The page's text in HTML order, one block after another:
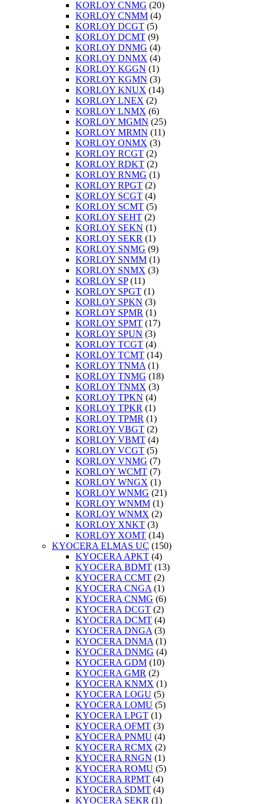
KORLOY CNMG (20)
KORLOY CNMM (4)
KORLOY DCGT (5)
KORLOY DCMT (9)
KORLOY DNMG (4)
KORLOY DNMX (4)
KORLOY KGGN (1)
KORLOY KGMN (3)
KORLOY KNUX (14)
KORLOY LNEX (2)
KORLOY LNMX (6)
KORLOY MGMN (25)
KORLOY MRMN (11)
KORLOY ONMX (3)
KORLOY RCGT (2)
KORLOY RDKT (2)
KORLOY RNMG (1)
KORLOY RPGT (2)
KORLOY SCGT (4)
KORLOY SCMT (5)
KORLOY SEHT (2)
KORLOY SEKN (1)
KORLOY SEKR (1)
KORLOY SNMG (9)
KORLOY SNMM (1)
KORLOY SNMX (3)
KORLOY SP(11)
KORLOY SPGT (1)
KORLOY SPKN (3)
KORLOY SPMR (1)
KORLOY SPMT (17)
KORLOY SPUN (3)
KORLOY TCGT (4)
KORLOY TCMT (14)
KORLOY TNMA (1)
KORLOY TNMG (18)
KORLOY TNMX (3)
KORLOY TPKN (4)
KORLOY TPKR (1)
KORLOY TPMR (1)
KORLOY VBGT (2)
KORLOY VBMT (4)
KORLOY VCGT (5)
KORLOY VNMG (7)
KORLOY WCMT (7)
KORLOY WNGX (1)
KORLOY WNMG (21)
KORLOY WNMM (1)
KORLOY WNMX (2)
KORLOY XNKT (3)
KORLOY XOMT (14)
KYOCERA ELMAS UÇ (150)
KYOCERA APKT (4)
KYOCERA BDMT (13)
KYOCERA CCMT (2)
KYOCERA CNGA (1)
KYOCERA CNMG (6)
KYOCERA DCGT (2)
KYOCERA DCMT (4)
KYOCERA DNGA (3)
KYOCERA DNMA (1)
KYOCERA DNMG (4)
KYOCERA GDM (10)
KYOCERA GMR (2)
KYOCERA KNMX (1)
KYOCERA LOGU (5)
KYOCERA LOMU (5)
KYOCERA LPGT (1)
KYOCERA OFMT (3)
KYOCERA PNMU (4)
KYOCERA RCMX (2)
KYOCERA RNGN (1)
KYOCERA ROMU (5)
KYOCERA RPMT (4)
KYOCERA SDMT (4)
KYOCERA SEKR (1)